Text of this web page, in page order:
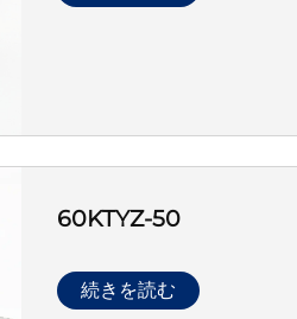
60KTYZ-50
続きを読む